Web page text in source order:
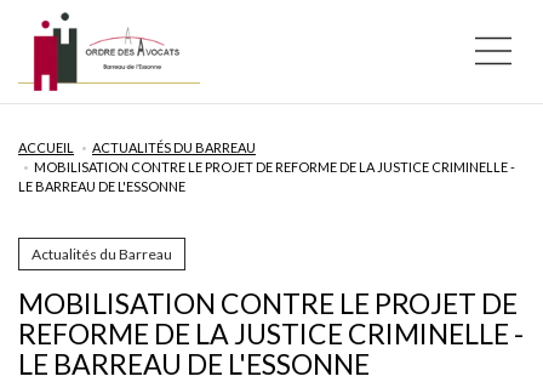
ACCUEIL
ACTUALITÉS DU BARREAU
MOBILISATION CONTRE LE PROJET DE REFORME DE LA JUSTICE CRIMINELLE -
LE BARREAU DE L'ESSONNE
MOBILISATION CONTRE LE PROJET DE
REFORME DE LA JUSTICE CRIMINELLE -
LE BARREAU DE L'ESSONNE
Actualités du Barreau